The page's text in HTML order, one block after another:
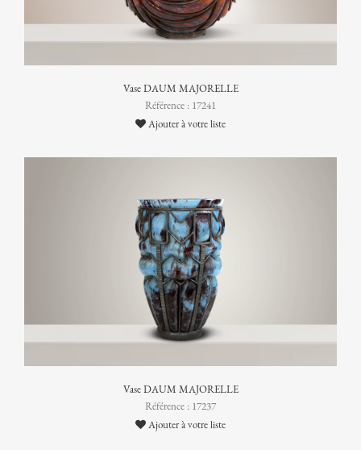
Vase DAUM MAJORELLE
Référence : 17241
Ajouter à votre liste
Vase DAUM MAJORELLE
Référence : 17237
Ajouter à votre liste